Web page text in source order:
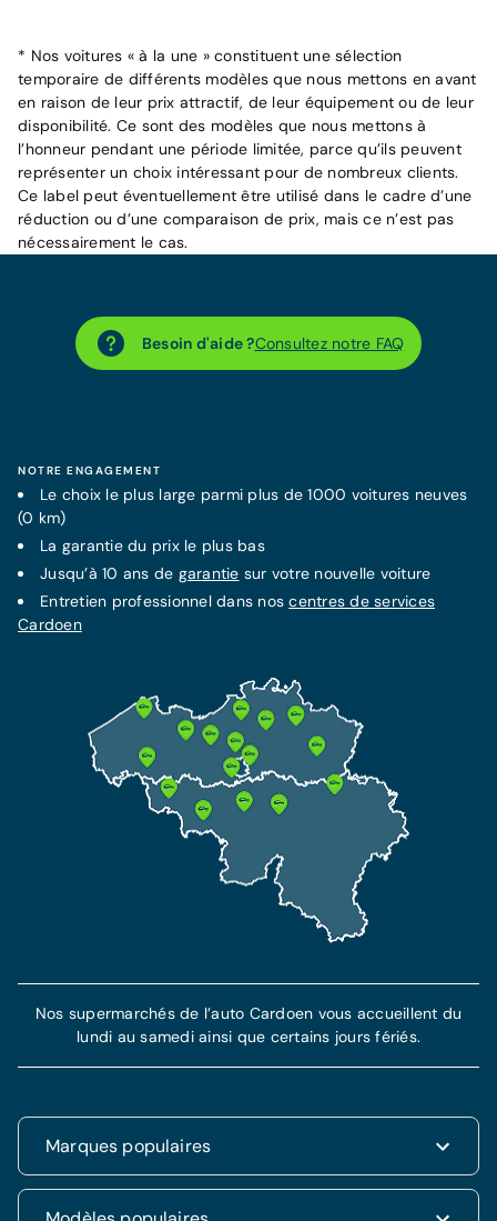
* Nos voitures « à la une » constituent une sélection
temporaire de différents modèles que nous mettons en avant
en raison de leur prix attractif, de leur équipement ou de leur
disponibilité. Ce sont des modèles que nous mettons à
l’honneur pendant une période limitée, parce qu’ils peuvent
représenter un choix intéressant pour de nombreux clients.
Ce label peut éventuellement être utilisé dans le cadre d’une
réduction ou d’une comparaison de prix, mais ce n’est pas
nécessairement le cas.
Besoin d'aide ?Consultez notre FAQ
NOTRE ENGAGEMENT
Le choix le plus large parmi plus de 1000 voitures neuves
(0 km)
La garantiedu prix le plus bas
Jusqu’à 10 ans de garantie sur votre nouvelle voiture
Entretien professionnel dans noscentres de services
Cardoen
Marques populaires
Renault
Nos supermarchés de l’auto Cardoen vous accueillent du
lundi au samedi ainsi que certains jours fériés.